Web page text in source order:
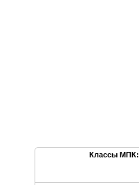
Классы МПК: